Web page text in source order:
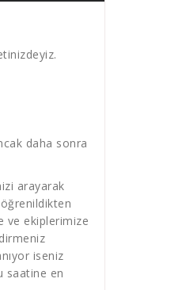
daha sonra
arayarak
ve ekiplerimize
iseniz
saatine en